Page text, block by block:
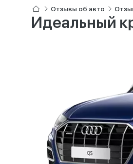
Отзывы об авто
Идеальный